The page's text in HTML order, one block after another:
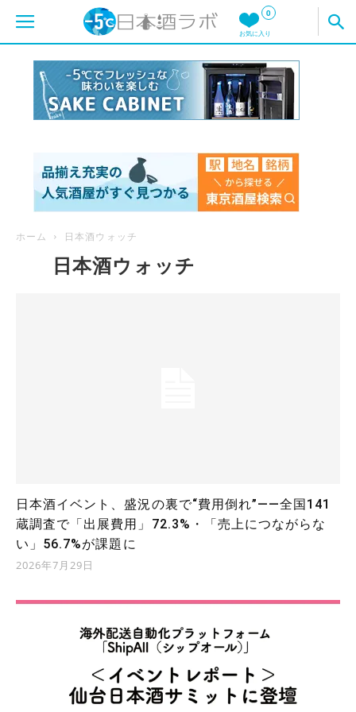
0
お気に入り
ホーム 日本酒ウォッチ
日本酒ウォッチ
日本酒イベント、盛況の裏で“費用倒れ”――全国141
蔵調査で「出展費用」72.3%・「売上につながらな
い」56.7%が課題に
2026年7月29日